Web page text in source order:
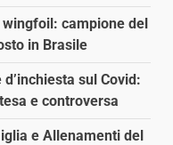
campione del
in Brasile
sul Covid:
e controversa
e Allenamenti del